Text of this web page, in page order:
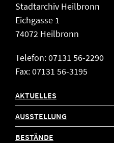
Stadtarchiv Heilbronn
Eichgasse 1
74072 Heilbronn
Telefon: 07131 56-2290
Fax: 07131 56-3195
AKTUELLES
AUSSTELLUNG
BESTÄNDE